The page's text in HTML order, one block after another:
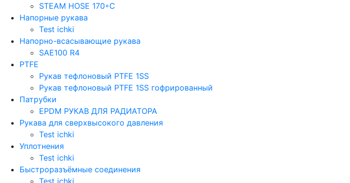
STEAM HOSE 170◦C
Напорные рукава
Test ichki
Напорно-всасывающие рукава
SAE100 R4
PTFE
Рукав тефлоновый PTFE 1SS
Рукав тефлоновый PTFE 1SS гофрированный
Патрубки
EPDM РУКАВ ДЛЯ РАДИАТОРА
Рукава для сверхвысокого давления
Test ichki
Уплотнения
Test ichki
Быстроразъёмные соединения
Test ichki